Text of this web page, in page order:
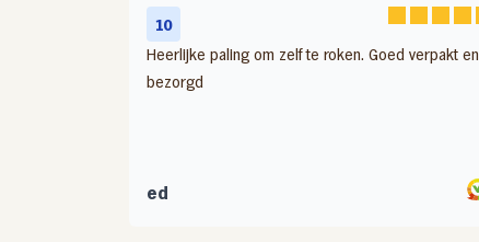
10
Heerlijke paling om zelf te roken. Goed verpakt en
bezorgd
ed